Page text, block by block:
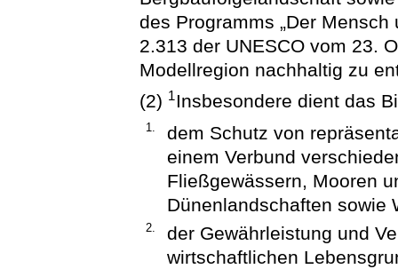
des Programms „Der
2.313 der UNESCO vom 23.
Modellregion nachhaltig zu
(2) 1Insbesondere dient das
1.
dem Schutz von
einem Verbund
Fließgewässern, Mooren
Dünenlandschaften sowie
2.
der Gewährleistung und
wirtschaftlichen